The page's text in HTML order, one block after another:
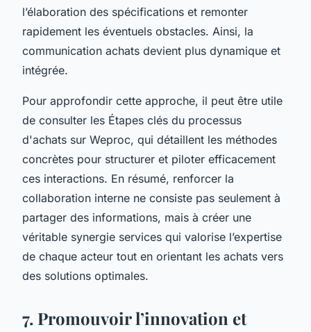
l’élaboration des spécifications et remonter
rapidement les éventuels obstacles. Ainsi, la
communication achats devient plus dynamique et
intégrée.
Pour approfondir cette approche, il peut être utile
de consulter les Étapes clés du processus
d'achats sur Weproc, qui détaillent les méthodes
concrètes pour structurer et piloter efficacement
ces interactions. En résumé, renforcer la
collaboration interne ne consiste pas seulement à
partager des informations, mais à créer une
véritable synergie services qui valorise l’expertise
de chaque acteur tout en orientant les achats vers
des solutions optimales.
7. Promouvoir l’innovation et